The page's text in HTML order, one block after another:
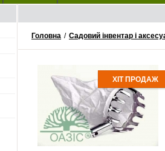
Головна / Садовий інвентар і
ХІТ ПРОДАЖ